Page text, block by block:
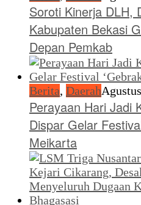
Soroti Kinerja DLH,
Kabupaten Bekasi
Depan Pemkab
Berita, Daerah
Perayaan Hari Jadi
Dispar Gelar
Meikarta